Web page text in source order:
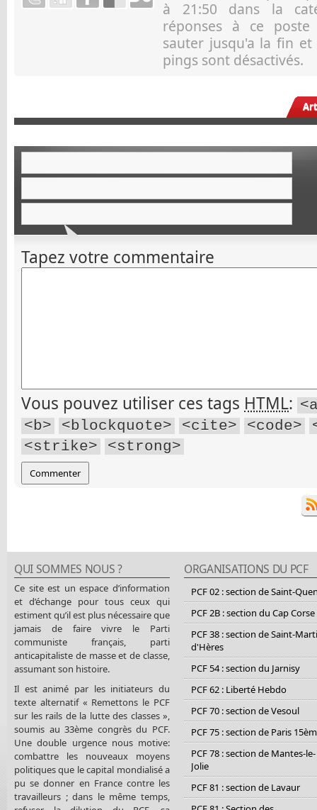
à 21:50 dans la
réponses à ce
sauter jusqu'a la fin et
pings sont désactivés.
Tapez votre commentaire
Vous pouvez utiliser ces tags HTML:
<b>
<blockquote> <cite> <code>
<strike>
<strong>
QUI SOMMES NOUS ?
Ce site est un espace d’information
et d’échange pour tous ceux qui
estiment qu’il est plus nécessaire que
jamais de faire vivre le Parti
communiste français, parti
anticapitaliste de masse et de classe,
assumant son histoire.
Il est animé par les initiateurs du
texte alternatif « Remettons le PCF
sur les rails de la lutte des classes »,
soumis au 33ème congrès du PCF.
Une double urgence nous motive:
combattre les nouveaux moyens
politiques que le capital mondialisé a
pu se donner en France contre les
travailleurs ; dans le même temps,
ORGANISATIONS DU PCF
PCF 02 : section de Saint-
PCF 2B : section du Cap Corse
PCF 38 : section de Saint-
d'Hères
PCF 54 : section du Jarnisy
PCF 62 : Liberté Hebdo
PCF 70 : section de Vesoul
PCF 75 : section de Paris
PCF 78 : section de Mantes-le-
Jolie
PCF 81 : section de Lavaur